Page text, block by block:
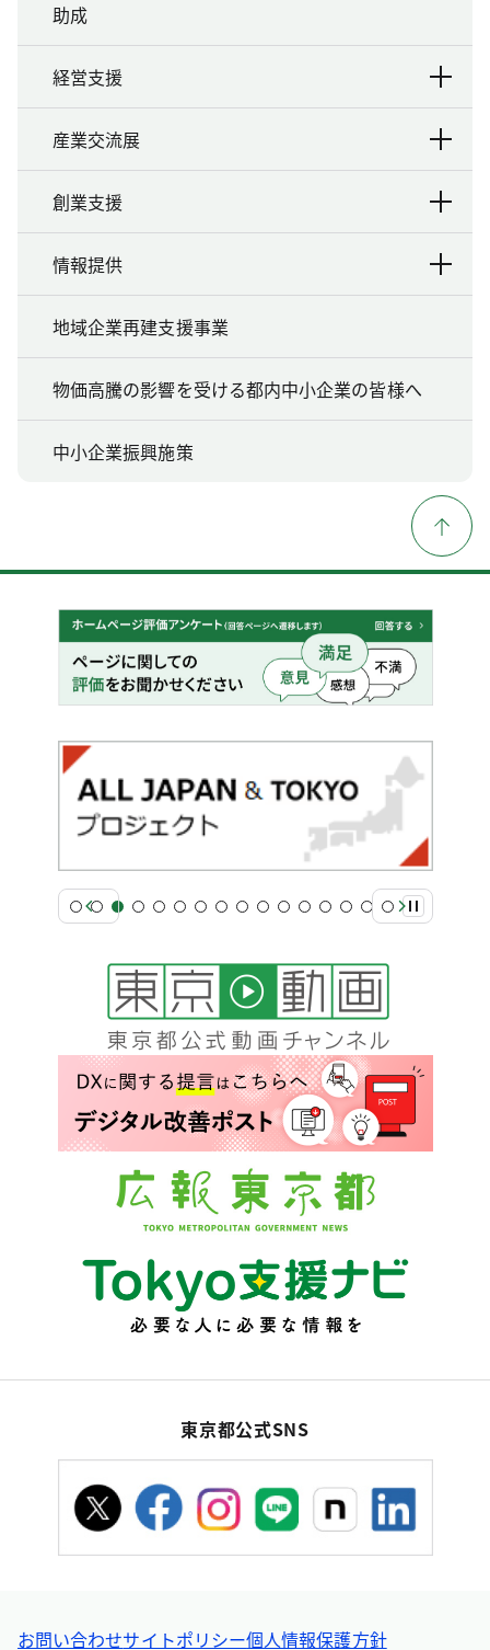
助成
経営支援
産業交流展
創業支援
情報提供
地域企業再建支援事業
物価高騰の影響を受ける都内中小企業の皆様へ
中小企業振興施策
東京都公式SNS
お問い合わせサイトポリシー個人情報保護方針